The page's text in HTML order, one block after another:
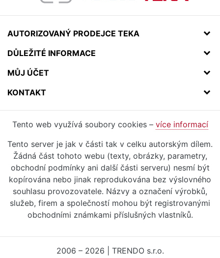
AUTORIZOVANÝ PRODEJCE TEKA
DŮLEŽITÉ INFORMACE
MŮJ ÚČET
KONTAKT
Tento web využívá soubory cookies – více informací
Tento server je jak v části tak v celku autorským dílem.
Žádná část tohoto webu (texty, obrázky, parametry,
obchodní podmínky ani další části serveru) nesmí být
kopírována nebo jinak reprodukována bez výslovného
souhlasu provozovatele. Názvy a označení výrobků,
služeb, firem a společností mohou být registrovanými
obchodními známkami příslušných vlastníků.
2006 – 2026 | TRENDO s.r.o.